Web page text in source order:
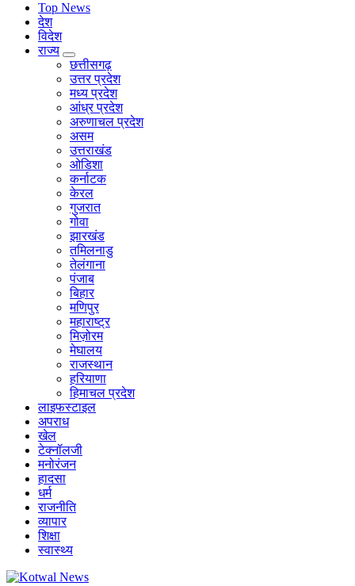
Top News
देश
विदेश
राज्य
छत्तीसगढ़
उत्तर प्रदेश
मध्य प्रदेश
आंध्र प्रदेश
अरुणाचल प्रदेश
असम
उत्तराखंड
ओडिशा
कर्नाटक
केरल
गुजरात
गोवा
झारखंड
तमिलनाडु
तेलंगाना
पंजाब
बिहार
मणिपुर
महाराष्ट्र
मिज़ोरम
मेघालय
राजस्थान
हरियाणा
हिमाचल प्रदेश
लाइफस्टाइल
अपराध
खेल
टेक्नॉलजी
मनोरंजन
हादसा
धर्म
राजनीति
व्यापार
शिक्षा
स्वास्थ्य